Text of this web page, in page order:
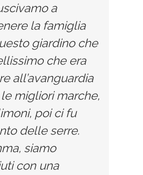
a
la famiglia
giardino che
che era
all’avanguardia
migliori marche,
poi ci fu
delle serre.
siamo
con una